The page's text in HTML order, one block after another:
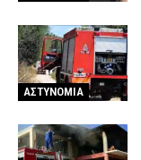
ΑΣΤΥΝΟΜΙΑ